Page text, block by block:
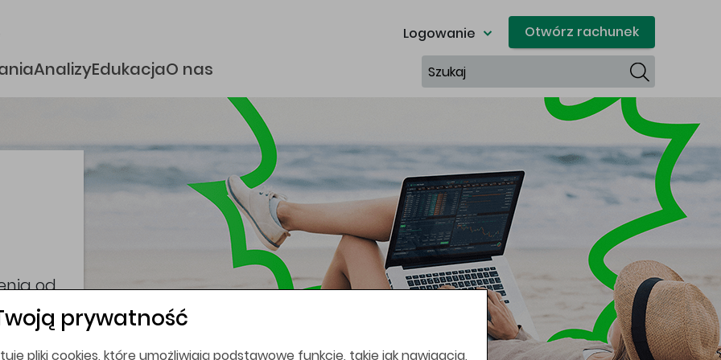
Logowanie Otwórz rachunek
AnalizyEdukacjaO nas Szukaj
prywatność
pliki cookies, które umożliwiają podstawowe funkcje, takie jak nawigacja,